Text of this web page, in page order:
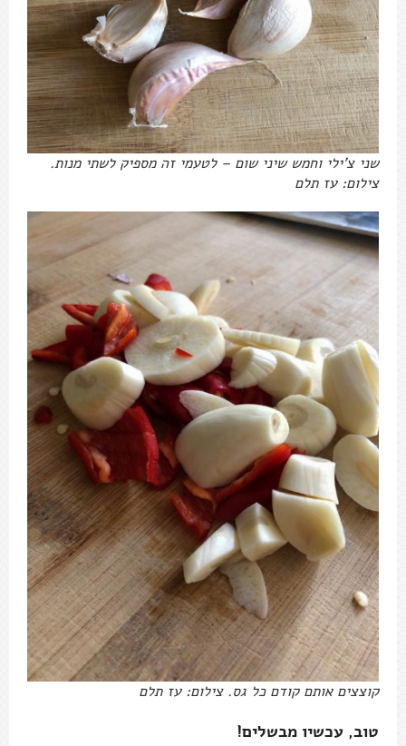
שני צ'ילי וחמש שיני שום – לטעמי זה מספיק לשתי מנות.
צילום: עז תלם
קוצצים אותם קודם כל גס. צילום: עז תלם
טוב, עכשיו מבשלים!